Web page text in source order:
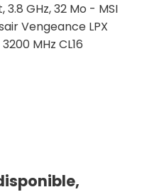
GHz, 32 Mo - MSI
Vengeance LPX
MHz CL16